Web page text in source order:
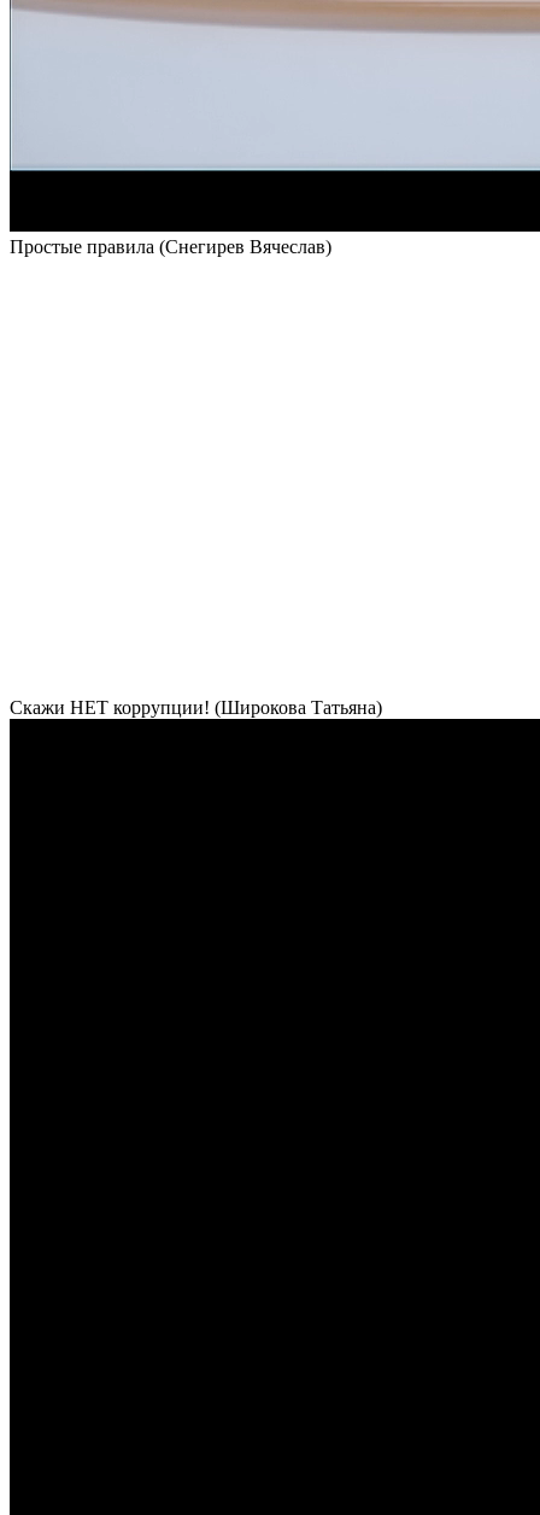
Простые правила (Снегирев Вячеслав)
Скажи НЕТ коррупции! (Широкова Татьяна)